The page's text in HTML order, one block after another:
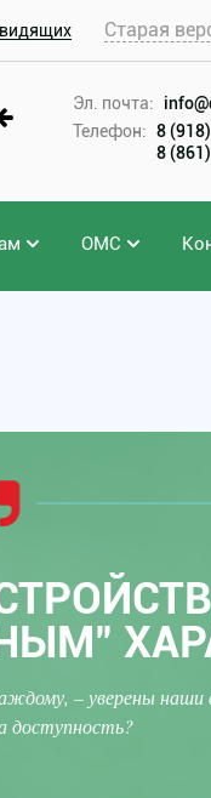
Старая
Эл. почта:
Телефон: 8
8
ОМС
– уверены наши
доступность?